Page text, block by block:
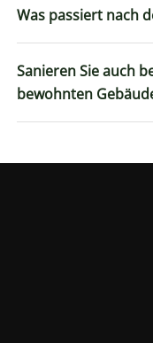
Was passiert nach
Sanieren Sie auch
bewohnten